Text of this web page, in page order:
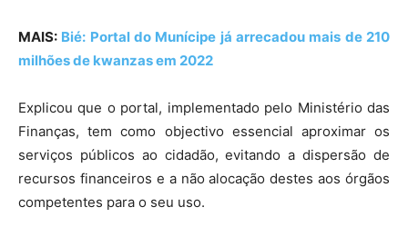
MAIS: Bié: Portal do Munícipe já arrecadou mais de 210
milhões de kwanzas em 2022
Explicou que o portal, implementado pelo Ministério das
Finanças, tem como objectivo essencial aproximar os
serviços públicos ao cidadão, evitando a dispersão de
recursos financeiros e a não alocação destes aos órgãos
competentes para o seu uso.